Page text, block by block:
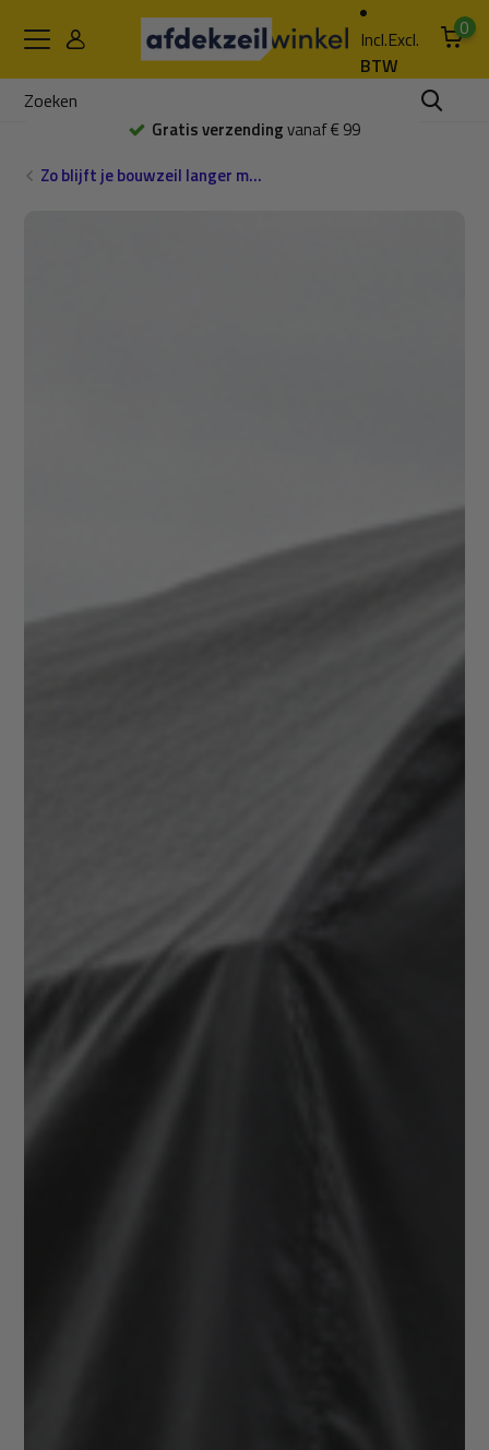
Incl.Excl.
BTW
0
Gratis verzendingvanaf € 99
Zo blijft je bouwzeil langer m...